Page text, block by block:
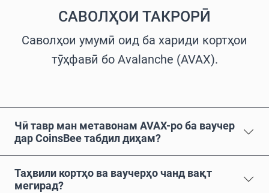
САВОЛҲОИ ТАКРОРӢ
Саволҳои умумӣ оид ба хариди кортҳои
тӯҳфавӣ бо Avalanche (AVAX).
Чӣ тавр ман метавонам AVAX-ро ба ваучер
дар CoinsBee табдил диҳам?
Таҳвили кортҳо ва ваучерҳо чанд вақт
мегирад?